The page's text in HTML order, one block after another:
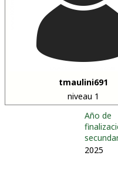
tmaulini691
niveau 1
Año de
2025